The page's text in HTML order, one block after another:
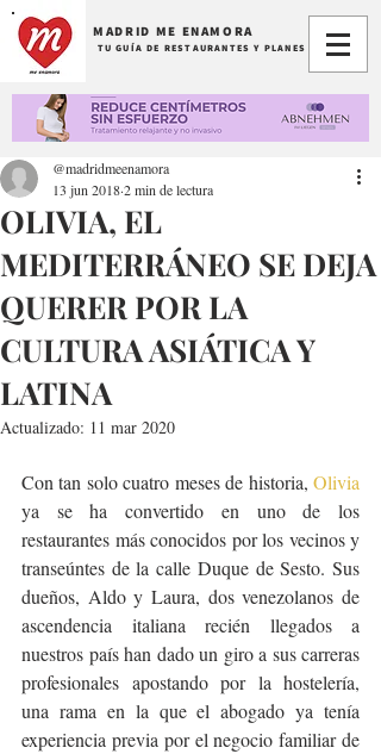
MADRID ME ENAMORA
TU GUÍA DE RESTAURANTES Y PLANES
OLIVIA, EL
MEDITERRÁNEO SE DEJA
QUERER POR LA
CULTURA ASIÁTICA Y
LATINA
@madridmeenamora
13 jun 20182 min de lectura
Actualizado: 11 mar 2020
Con tan solo cuatro meses de historia, Olivia
ya se ha convertido en uno de los
restaurantes más conocidos por los vecinos y
transeúntes de la calle Duque de Sesto. Sus
dueños, Aldo y Laura, dos venezolanos de
ascendencia italiana recién llegados a
nuestros país han dado un giro a sus carreras
profesionales apostando por la hostelería,
una rama en la que el abogado ya tenía
experiencia previa por el negocio familiar de